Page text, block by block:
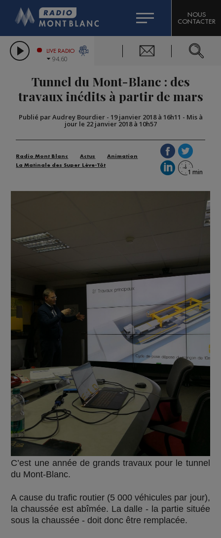
LES CHRONIQUES DE L'EXPERT
CITIZEN MACHINERY
GRAND MASSIF DOMAINES SKIABLES
BIGARD
COMPAGNIE DU MONT-BLANC
NOUS
CONTACTER
LIVE RADIO
94.60
Tunnel du Mont-Blanc : des
travaux inédits à partir de mars
Publié par Audrey Bourdier- 19 janvier 2018 à 16h11 - Mis à
jour le 22 janvier 2018 à 10h57
Radio Mont Blanc Actus
Animation
La Matinale des Super Lève-Tôt
C’est une année de grands travaux pour le tunnel
du Mont-Blanc.
A cause du trafic routier (5 000 véhicules par jour),
la chaussée est abîmée. La dalle - la partie située
sous la chaussée - doit donc être remplacée.